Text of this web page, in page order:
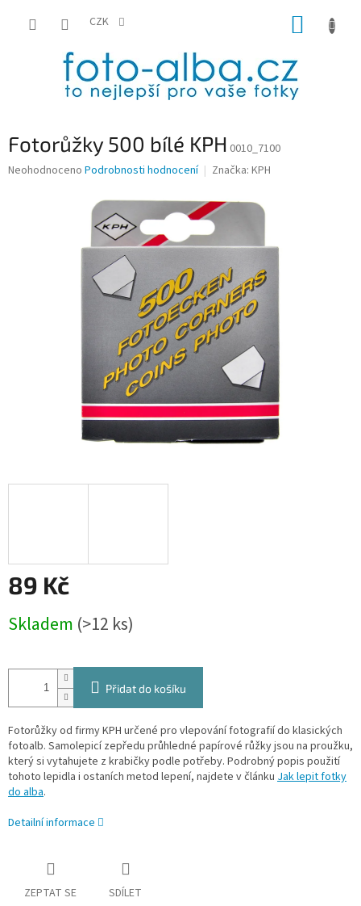
CZK
Fotorůžky 500 bílé KPH 0010_7100
Průměrné
Neohodnoceno Podrobnosti hodnocení Značka: KPH
89 Kč
cena:
Skladem (>12 ks)
Přidat do košíku
Fotorůžky od firmy KPH určené pro vlepování fotografií do klasických
fotoalb. Samolepicí zepředu průhledné papírové růžky jsou na proužku,
který si vytahujete z krabičky podle potřeby. Podrobný popis použití
tohoto lepidla i ostaních metod lepení, najdete v článku Jak lepit fotky
do alba.
Detailní informace
ZEPTAT SE SDÍLET